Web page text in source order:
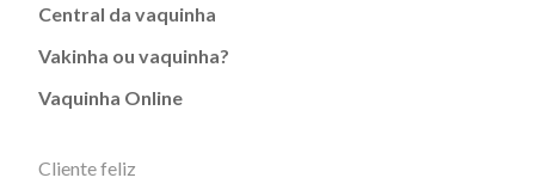
Central da vaquinha
Vakinha ou vaquinha?
Vaquinha Online
Cliente feliz